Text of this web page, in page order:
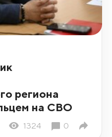
региона
на СВО
1324 0